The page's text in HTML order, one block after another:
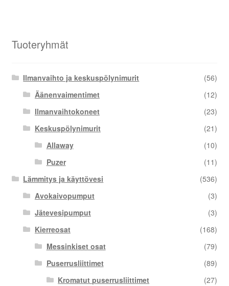
Tuoteryhmät
Ilmanvaihto ja keskuspölynimurit
(56)
Äänenvaimentimet
(12)
Ilmanvaihtokoneet
(23)
Keskuspölynimurit
(21)
Allaway
(10)
Puzer
(11)
Lämmitys ja käyttövesi
(536)
Avokaivopumput
(3)
Jätevesipumput
(3)
Kierreosat
(168)
Messinkiset osat
(79)
Puserrusliittimet
(89)
Kromatut puserrusliittimet
(27)